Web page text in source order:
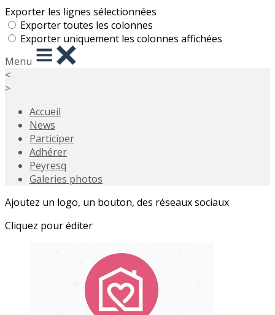
Exporter les lignes sélectionnées
Exporter toutes les colonnes
Exporter uniquement les colonnes affichées
Menu
<
>
Accueil
News
Participer
Adhérer
Peyresq
Galeries photos
Ajoutez un logo, un bouton, des réseaux sociaux
Cliquez pour éditer